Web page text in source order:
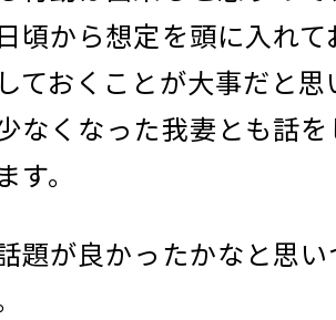
頃から想定を頭に入れ
ておくことが大事だと思
なくなった我妻とも話を
す。
題が良かったかなと思い